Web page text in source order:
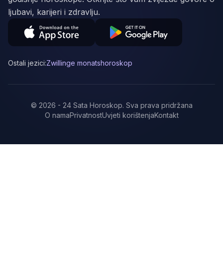
ljubavi, karijeri i zdravlju.
Ostali jezici:Zwillinge monatshoroskop
© 2026 - 24 Sata Horoskop. Sva prava pridržana
O namaPrivatnostUvjeti korištenjaKontakt